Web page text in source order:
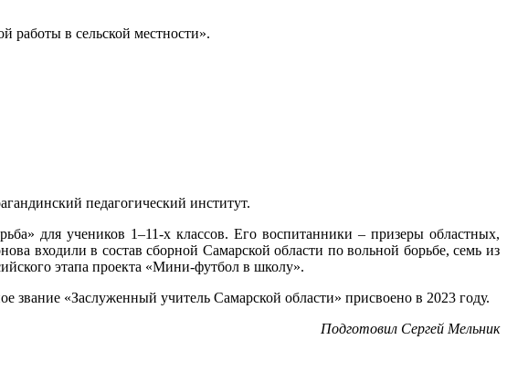
работы в сельской местности».
педагогический институт.
для учеников 1–11-х классов. Его воспитанники – призеры областных,
входили в состав сборной Самарской области по вольной борьбе, семь из
этапа проекта «Мини-футбол в школу».
«Заслуженный учитель Самарской области» присвоено в 2023 году.
Подготовил Сергей Мельник